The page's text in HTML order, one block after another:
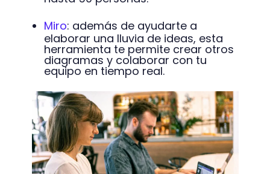
Miro: además de ayudarte a
elaborar una lluvia de ideas, esta
herramienta te permite crear otros
diagramas y colaborar con tu
equipo en tiempo real.